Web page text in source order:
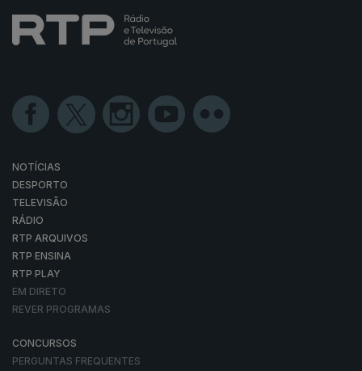
NOTÍCIAS
DESPORTO
TELEVISÃO
RÁDIO
RTP ARQUIVOS
RTP ENSINA
RTP PLAY
EM DIRETO
REVER PROGRAMAS
CONCURSOS
PERGUNTAS FREQUENTES